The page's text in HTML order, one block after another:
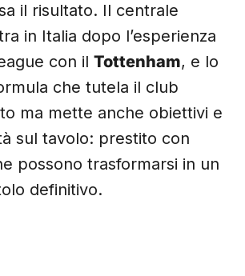
il risultato. Il centrale
in Italia dopo l’esperienza
con il Tottenham, e lo
che tutela il club
ma mette anche obiettivi e
sul tavolo: prestito con
possono trasformarsi in un
definitivo.